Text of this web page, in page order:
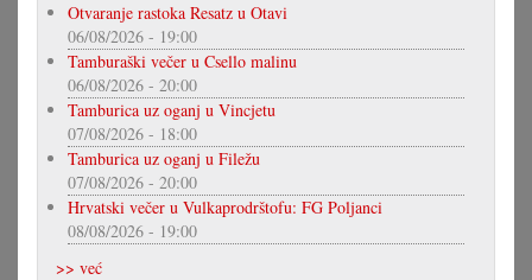
Otvaranje rastoka Resatz u Otavi
06/08/2026 - 19:00
Tamburaški večer u Csello malinu
06/08/2026 - 20:00
Tamburica uz oganj u Vincjetu
07/08/2026 - 18:00
Tamburica uz oganj u Filežu
07/08/2026 - 20:00
Hrvatski večer u Vulkaprodrštofu: FG Poljanci
08/08/2026 - 19:00
>> već